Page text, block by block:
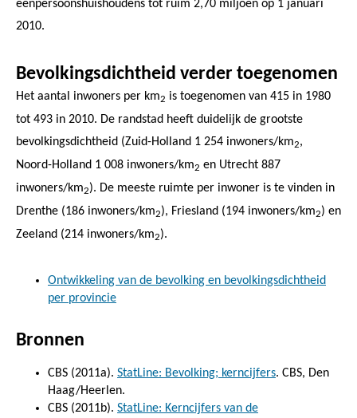
eenpersoonshuishoudens tot ruim 2,70 miljoen op 1 januari
2010.
Bevolkingsdichtheid verder toegenomen
Het aantal inwoners per km2 is toegenomen van 415 in 1980
tot 493 in 2010. De randstad heeft duidelijk de grootste
bevolkingsdichtheid (Zuid-Holland 1 254 inwoners/km2,
Noord-Holland 1 008 inwoners/km2 en Utrecht 887
inwoners/km2). De meeste ruimte per inwoner is te vinden in
Drenthe (186 inwoners/km2), Friesland (194 inwoners/km2) en
Zeeland (214 inwoners/km2).
Ontwikkeling van de bevolking en bevolkingsdichtheid
per provincie
Bronnen
CBS (2011a). StatLine: Bevolking; kerncijfers. CBS, Den
Haag/Heerlen.
CBS (2011b). StatLine: Kerncijfers van de